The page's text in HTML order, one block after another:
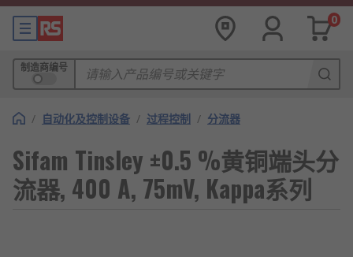
0
制造商编号
/ 自动化及控制设备 / 过程控制 / 分流器
Sifam Tinsley ±0.5 %黄铜端头分
流器, 400 A, 75mV, Kappa系列